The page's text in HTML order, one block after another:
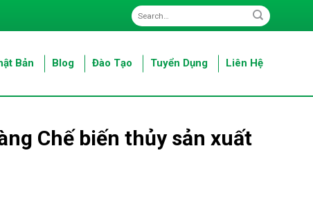
Bản Blog Đào Tạo Tuyển Dụng Liên Hệ
Chế biến thủy sản xuất